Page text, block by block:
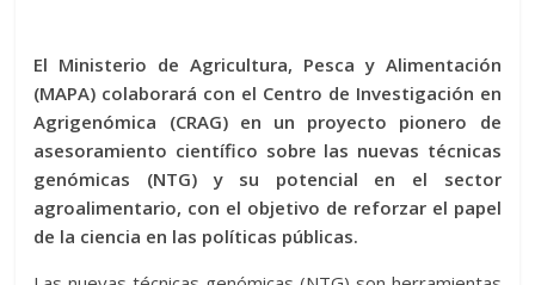
El Ministerio de Agricultura, Pesca y Alimentación
(MAPA) colaborará con el Centro de Investigación en
Agrigenómica (CRAG) en un proyecto pionero de
asesoramiento científico sobre las nuevas técnicas
genómicas (NTG) y su potencial en el sector
agroalimentario, con el objetivo de reforzar el papel
de la ciencia en las políticas públicas.